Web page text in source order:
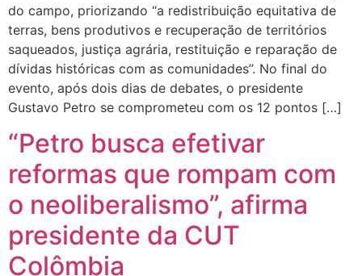
do campo, priorizando “a redistribuição equitativa de
terras, bens produtivos e recuperação de territórios
saqueados, justiça agrária, restituição e reparação de
dívidas históricas com as comunidades”. No final do
evento, após dois dias de debates, o presidente
Gustavo Petro se comprometeu com os 12 pontos […]
“Petro busca efetivar
reformas que rompam com
o neoliberalismo”, afirma
presidente da CUT
Colômbia